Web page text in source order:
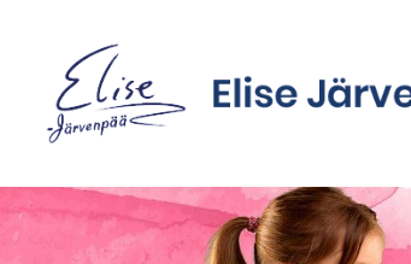
sisältöön
Sivuston etusivulle